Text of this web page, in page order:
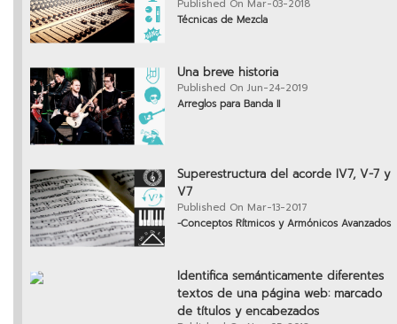
Published On Mar-03-2018
Técnicas de Mezcla
Una breve historia
Published On Jun-24-2019
Arreglos para Banda II
Superestructura del acorde IV7, V-7 y
V7
Published On Mar-13-2017
-Conceptos Rítmicos y Armónicos Avanzados
Identifica semánticamente diferentes
textos de una página web: marcado
de títulos y encabezados